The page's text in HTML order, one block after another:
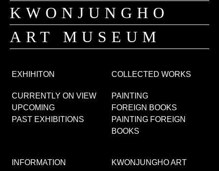
KWONJUNGHO
ART MUSEUM
EXHIHITON
CURRENTLY ON VIEW
UPCOMING
PAST EXHIBITIONS
COLLECTED WORKS
PAINTING
FOREIGN BOOKS
PAINTING FOREIGN
BOOKS
INFORMATION KWONJUNGHO ART